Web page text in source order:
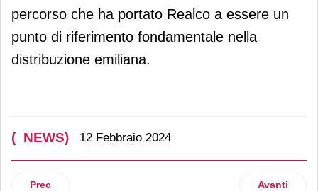
percorso che ha portato Realco a essere un
punto di riferimento fondamentale nella
distribuzione emiliana.
(_NEWS) 12 Febbraio 2024
Articolo precedente: Contenuti digitali, la spesa degli
Prec Articolo
Avanti